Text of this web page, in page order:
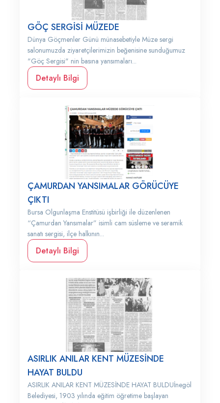
GÖÇ SERGİSİ MÜZEDE
Dünya Göçmenler Günü münasebetiyle Müze sergi
salonumuzda ziyaretçilerimizin beğenisine sunduğumuz
"Göç Sergisi" nin basına yansımaları...
Detaylı Bilgi
ÇAMURDAN YANSIMALAR GÖRÜCÜYE
ÇIKTI
Bursa Olgunlaşma Enstitüsü işbirliği ile düzenlenen
“Çamurdan Yansımalar” isimli cam süsleme ve seramik
sanatı sergisi, ilçe halkının...
Detaylı Bilgi
ASIRLIK ANILAR KENT MÜZESİNDE
HAYAT BULDU
ASIRLIK ANILAR KENT MÜZESİNDE HAYAT BULDUİnegöl
Belediyesi, 1903 yılında eğitim öğretime başlayan